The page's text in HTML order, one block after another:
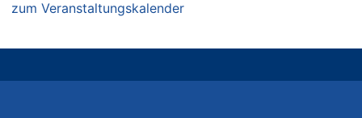
zum Veranstaltungskalender